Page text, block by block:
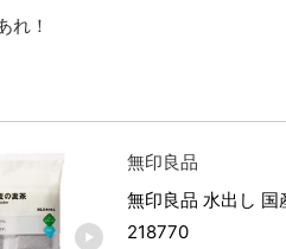
れ！
無印良品
無印良品 水出し
218770